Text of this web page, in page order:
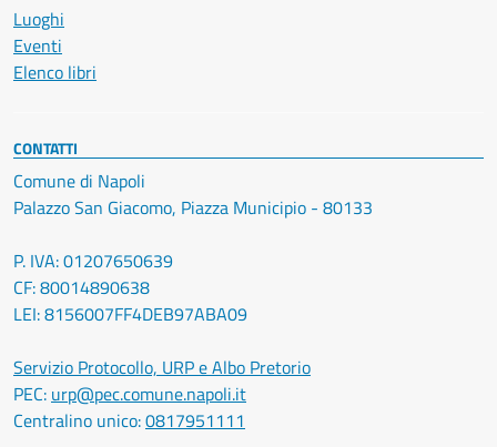
Luoghi
Eventi
Elenco libri
CONTATTI
Comune di Napoli
Palazzo San Giacomo, Piazza Municipio - 80133
P. IVA: 01207650639
CF: 80014890638
LEI: 8156007FF4DEB97ABA09
Servizio Protocollo, URP e Albo Pretorio
PEC: urp@pec.comune.napoli.it
Centralino unico:0817951111